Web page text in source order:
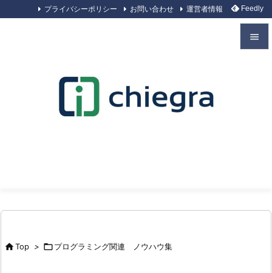

プライバシーポリシー お問い合わせ 運営者情報 Feedly
Top > プログラミング関連 ノウハウ集